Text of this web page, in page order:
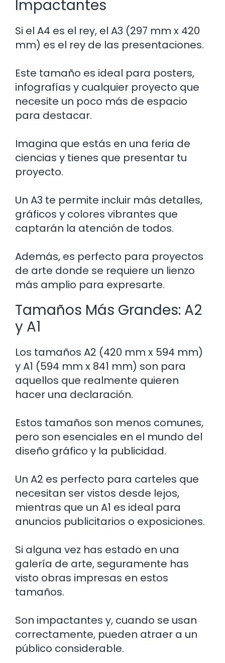
Impactantes
Si el A4 es el rey, el A3 (297 mm x 420
mm) es el rey de las presentaciones.
Este tamaño es ideal para posters,
infografías y cualquier proyecto que
necesite un poco más de espacio
para destacar.
Imagina que estás en una feria de
ciencias y tienes que presentar tu
proyecto.
Un A3 te permite incluir más detalles,
gráficos y colores vibrantes que
captarán la atención de todos.
Además, es perfecto para proyectos
de arte donde se requiere un lienzo
más amplio para expresarte.
Tamaños Más Grandes: A2
y A1
Los tamaños A2 (420 mm x 594 mm)
y A1 (594 mm x 841 mm) son para
aquellos que realmente quieren
hacer una declaración.
Estos tamaños son menos comunes,
pero son esenciales en el mundo del
diseño gráfico y la publicidad.
Un A2 es perfecto para carteles que
necesitan ser vistos desde lejos,
mientras que un A1 es ideal para
anuncios publicitarios o exposiciones.
Si alguna vez has estado en una
galería de arte, seguramente has
visto obras impresas en estos
tamaños.
Son impactantes y, cuando se usan
correctamente, pueden atraer a un
público considerable.